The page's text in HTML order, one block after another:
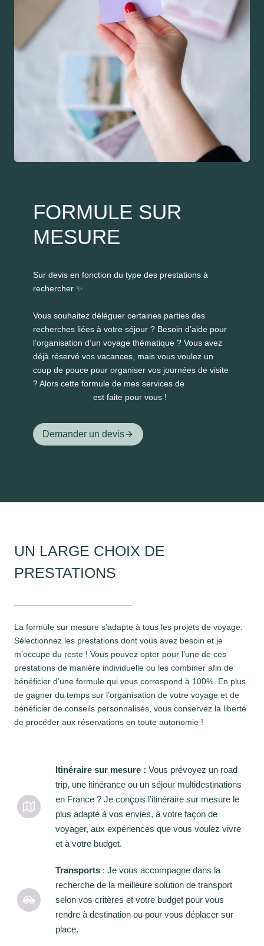
FORMULE SUR
MESURE
Sur devis en fonction du type des prestations à
rechercher ✨️
Vous souhaitez déléguer certaines parties des
recherches liées à votre séjour ? Besoin d’aide pour
l’organisation d’un voyage thématique ? Vous avez
déjà réservé vos vacances, mais vous voulez un
coup de pouce pour organiser vos journées de visite
? Alors cette formule de mes services de
est faite pour vous !
Demander un devis
UN LARGE CHOIX DE
PRESTATIONS
La formule sur mesure s’adapte à tous les projets de voyage.
Sélectionnez les prestations dont vous avez besoin et je
m’occupe du reste ! Vous pouvez opter pour l’une de ces
prestations de manière individuelle ou les combiner afin de
bénéficier d’une formule qui vous correspond à 100%. En plus
de gagner du temps sur l’organisation de votre voyage et de
bénéficier de conseils personnalisés, vous conservez la liberté
de procéder aux réservations en toute autonomie !
Itinéraire sur mesure : Vous prévoyez un road
trip, une itinérance ou un séjour multidestinations
en France ? Je conçois l’itinéraire sur mesure le
plus adapté à vos envies, à votre façon de
voyager, aux expériences que vous voulez vivre
et à votre budget.
Transports : Je vous accompagne dans la
recherche de la meilleure solution de transport
selon vos critères et votre budget pour vous
rendre à destination ou pour vous déplacer sur
place.